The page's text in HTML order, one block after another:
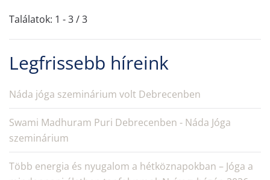
Találatok: 1 - 3 / 3
Legfrissebb híreink
Náda jóga szeminárium volt Debrecenben
Swami Madhuram Puri Debrecenben - Náda Jóga
szeminárium
Több energia és nyugalom a hétköznapokban – Jóga a